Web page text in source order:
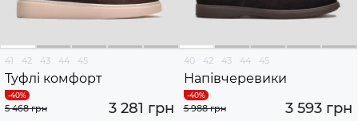
41 42 43 44 45
Туфлі комфорт
3 281 грн
5 468 грн
40 42 43 44 45
Напівчеревики
3 593 грн
5 988 грн